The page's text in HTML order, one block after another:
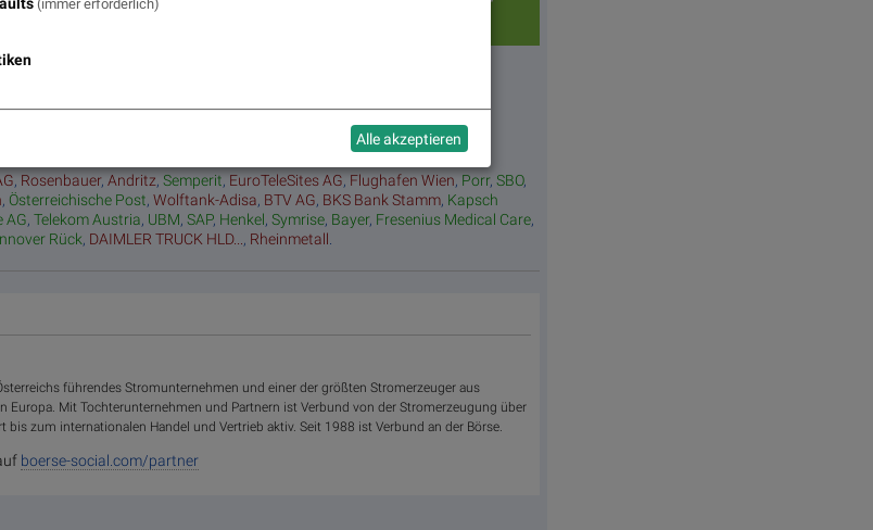
Stand: 14.06.2025
, Rosenbauer,Andritz,Semperit, EuroTeleSites AG, Flughafen Wien, Porr,SBO,
, Österreichische Post,Wolftank-Adisa, BTV AG, BKS Bank Stamm, Kapsch
AG,Telekom Austria, UBM,SAP, Henkel,Symrise, Bayer, Fresenius Medical Care,
Rück, DAIMLER TRUCK HLD... , Rheinmetall
führendes Stromunternehmen und einer der größten Stromerzeuger aus
Europa. Mit Tochterunternehmen und Partnern ist Verbund von der Stromerzeugung über
bis zum internationalen Handel und Vertrieb aktiv. Seit 1988 ist Verbund an der Börse.
boerse-social.com/partner
(immer erforderlich)
Alle akzeptieren